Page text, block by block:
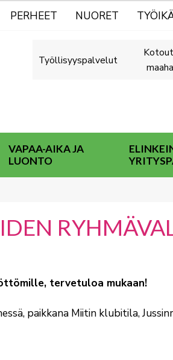
PERHEET NUORET
Työllisyyspalvelut
VAPAA-AIKA JA
LUONTO
tervetuloa mukaan!
paikkana Miitin klubitila,